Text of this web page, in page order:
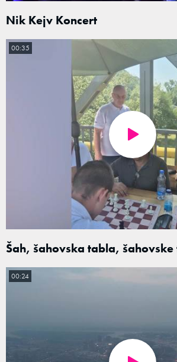
Nik Kejv Koncert
Šah, šahovska tabla,
00:35
00:24